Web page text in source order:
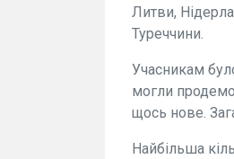
Литви,
Туреччини.
Учасникам
могли
щось нове.
Найбільша